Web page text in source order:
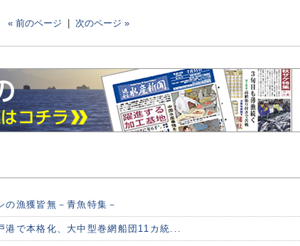
« 前のページ 次のページ »
の漁獲皆無－青魚特集－
港で本格化、大中型巻網船団11カ統...